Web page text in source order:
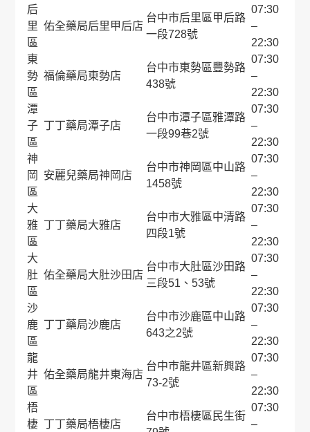
后
里
區
佑全藥局后里甲后店
台中市后里區甲后路
一段728號
07:30
–
22:30
東
勢
區
福倫藥局東勢店
台中市東勢區豐勢路
438號
07:30
–
22:30
潭
子
區
丁丁藥局潭子店
台中市潭子區雅潭路
一段99巷2號
07:30
–
22:30
神
岡
區
安麗兒藥局神岡店
台中市神岡區中山路
1458號
07:30
–
22:30
大
雅
區
丁丁藥局大雅店
台中市大雅區中清路
四段1號
07:30
–
22:30
大
肚
區
佑全藥局大肚沙田店
台中巿大肚區沙田路
三段51、53號
07:30
–
22:30
沙
鹿
區
丁丁藥局沙鹿店
台中市沙鹿區中山路
643之2號
07:30
–
22:30
龍
井
區
佑全藥局龍井東海店
台中巿龍井區新興路
73-2號
07:30
–
22:30
梧
棲 丁丁藥局梧棲店
台中市梧棲區民生街
07:30
–